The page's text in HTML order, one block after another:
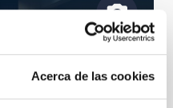
Acerca de las cookies